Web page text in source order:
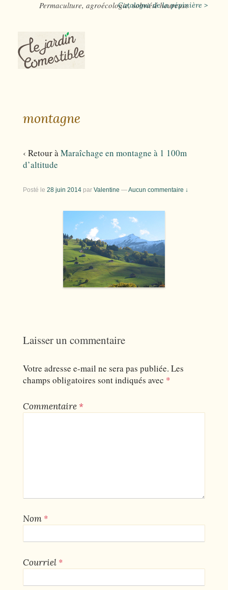
Permaculture, agroécologie, sobriété heureuse
Catalogue de la pépinière >
montagne
‹ Retour àMaraîchage en montagne à 1 100m
d’altitude
Posté le 28 juin 2014 par Valentine —Aucun commentaire ↓
Laisser un commentaire
Votre adresse e-mail ne sera pas publiée. Les
champs obligatoires sont indiqués avec *
Commentaire *
Nom *
Courriel *